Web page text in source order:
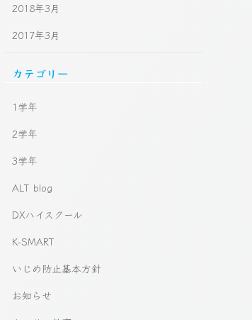
2018年3月
2017年3月
カテゴリー
1学年
2学年
3学年
ALT blog
DXハイスクール
K-SMART
いじめ防止基本方針
お知らせ